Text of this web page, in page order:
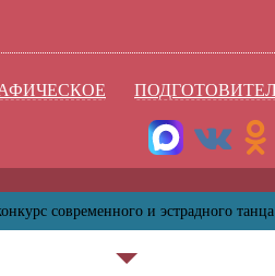
современного и эстрадного